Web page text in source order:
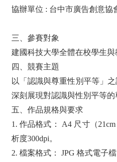
協辦單位 : 台中市廣告創意協
三、參賽對象
建國科技大學全體在校學生與
四、競賽主題
以「認識與尊重性別平等」
深刻展現對認識與性別平等的
五、作品規格與要求
1. 作品格式： A4 尺寸（
析度300dpi。
2. 檔案格式： JPG 格式電子